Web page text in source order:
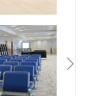
下一頁